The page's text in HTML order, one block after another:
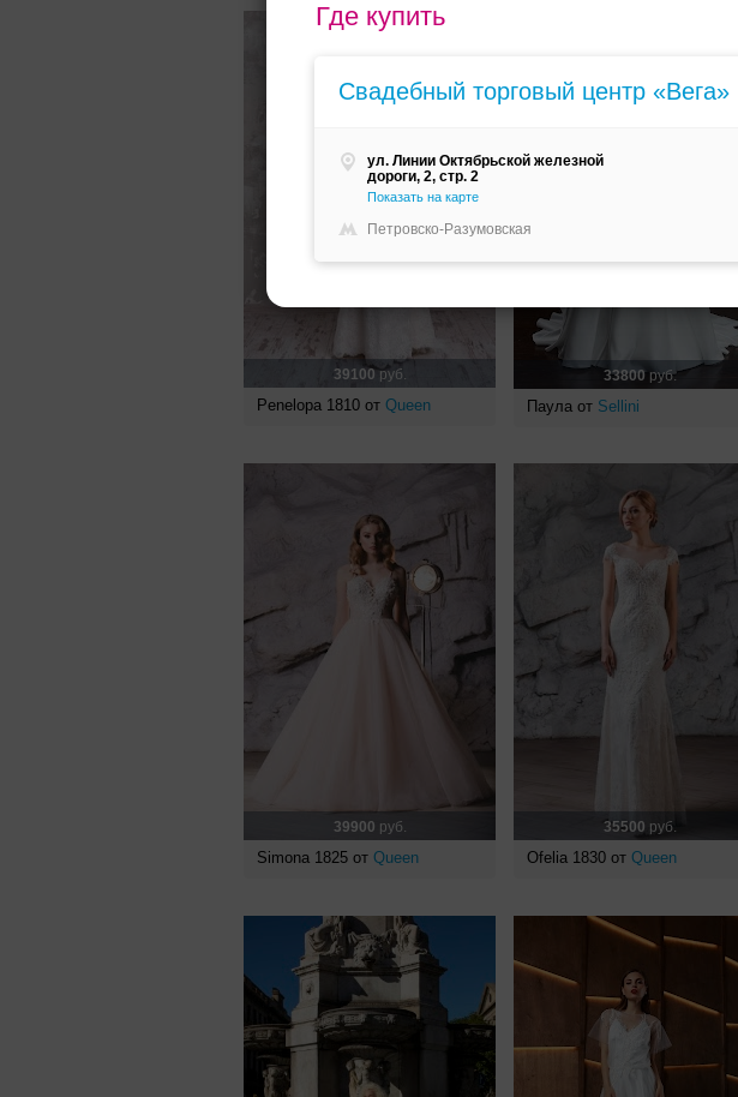
Где купить
Свадебный торговый центр «Вега»
ул. Линии Октябрьской железной
дороги, 2, стр. 2
Показать на карте
Петровско-Разумовская
39100 руб.
Penelopa 1810 от Queen
33800 руб.
Паула от Sellini
39900 руб.
Simona 1825 от Queen
35500 руб.
Ofelia 1830 от Queen